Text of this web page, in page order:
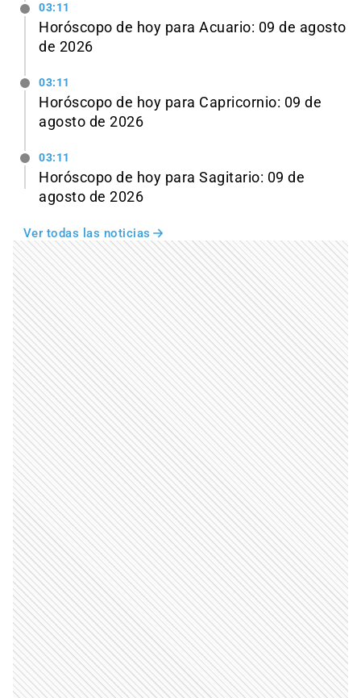
03:11
Horóscopo de hoy para Acuario: 09 de agosto
de 2026
03:11
Horóscopo de hoy para Capricornio: 09 de
agosto de 2026
03:11
Horóscopo de hoy para Sagitario: 09 de
agosto de 2026
Ver todas las noticias